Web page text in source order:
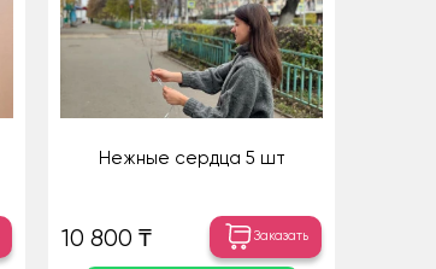
Нежные сердца 5 шт
10 800 ₸ Заказать